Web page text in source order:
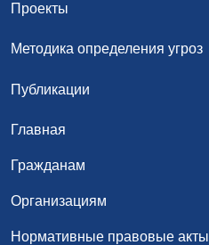
Проекты
Методика определения угроз
Публикации
Главная
Гражданам
Организациям
Нормативные правовые акты